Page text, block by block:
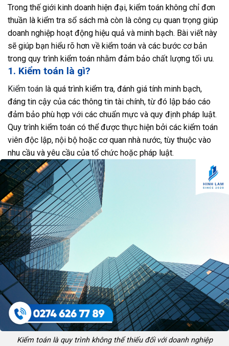
Trong thế giới kinh doanh hiện đại, kiểm toán không chỉ đơn
thuần là kiểm tra sổ sách mà còn là công cụ quan trọng giúp
doanh nghiệp hoạt động hiệu quả và minh bạch. Bài viết này
sẽ giúp bạn hiểu rõ hơn về kiểm toán và các bước cơ bản
trong quy trình kiểm toán nhằm đảm bảo chất lượng tối ưu.
1. Kiểm toán là gì?
Kiểm toán là quá trình kiểm tra, đánh giá tính minh bạch,
đáng tin cậy của các thông tin tài chính, từ đó lập báo cáo
đảm bảo phù hợp với các chuẩn mực và quy định pháp luật.
Quy trình kiểm toán có thể được thực hiện bởi các kiểm toán
viên độc lập, nội bộ hoặc cơ quan nhà nước, tùy thuộc vào
nhu cầu và yêu cầu của tổ chức hoặc pháp luật.
Kiểm toán là quy trình không thể thiếu đối với doanh nghiệp